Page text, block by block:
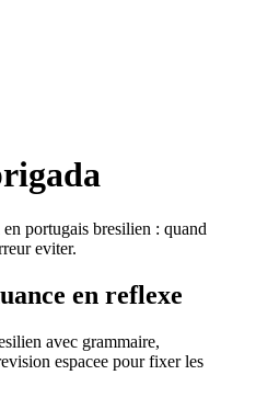
portugais bresilien : quand
eviter.
en reflexe
avec grammaire,
espacee pour fixer les